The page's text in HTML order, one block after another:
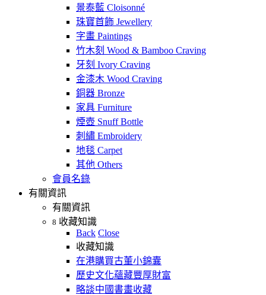
景泰藍 Cloisonné
珠寶首飾 Jewellery
字畫 Paintings
竹木刻 Wood & Bamboo Craving
牙刻 Ivory Craving
金漆木 Wood Craving
銅器 Bronze
家具 Furniture
煙壺 Snuff Bottle
刺繡 Embroidery
地毯 Carpet
其他 Others
會員名錄
有關資訊
有關資訊
8 收藏知識
Back Close
收藏知識
在港購買古董小錦囊
歷史文化蘊藏豐厚財富
略談中國書畫收藏